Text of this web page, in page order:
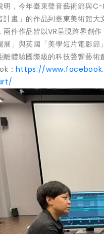
明，今年臺東聲音藝術節與
計畫」的作品到臺東美術館
兩件作品皆以VR呈現跨界創
展」與英國「美學短片電影
離體驗國際級的科技聲響藝
：https://